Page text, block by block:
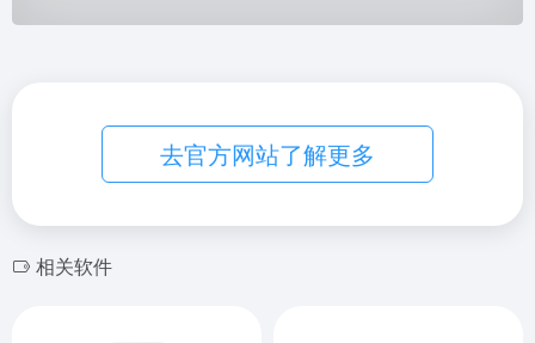
去官方网站了解更多
相关软件